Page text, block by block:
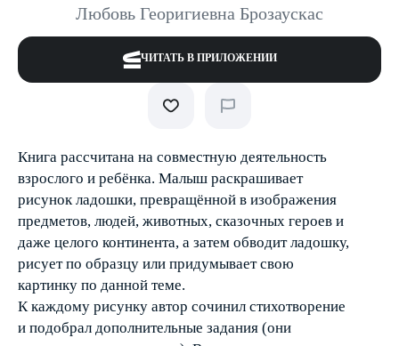
Любовь Георигиевна Брозаускас
ЧИТАТЬ В ПРИЛОЖЕНИИ
Книга рассчитана на совместную деятельность
взрослого и ребёнка. Малыш раскрашивает
рисунок ладошки, превращённой в изображения
предметов, людей, животных, сказочных героев и
даже целого континента, а затем обводит ладошку,
рисует по образцу или придумывает свою
картинку по данной теме.
К каждому рисунку автор сочинил стихотворение
и подобрал дополнительные задания (они